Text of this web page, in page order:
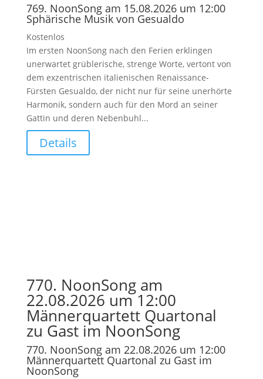
769. NoonSong am 15.08.2026 um 12:00
Sphärische Musik von Gesualdo
Kostenlos
Im ersten NoonSong nach den Ferien erklingen
unerwartet grüblerische, strenge Worte, vertont von
dem exzentrischen italienischen Renaissance-
Fürsten Gesualdo, der nicht nur für seine unerhörte
Harmonik, sondern auch für den Mord an seiner
Gattin und deren Nebenbuhl...
Details
770. NoonSong am
22.08.2026 um 12:00
Männerquartett Quartonal
zu Gast im NoonSong
770. NoonSong am 22.08.2026 um 12:00
Männerquartett Quartonal zu Gast im
NoonSong